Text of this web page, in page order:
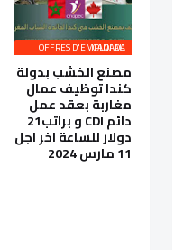
OFFRES D'EMPLOI AU CANADA
مصنع الخشب بدولة
كندا توظيف عمال
مغاربة بعقد عمل
دائم CDI و براتب21
دولار للساعة اخر اجل
11 مارس 2024